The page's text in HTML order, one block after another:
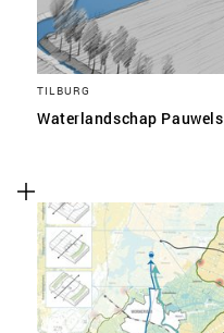
TILBURG
Waterlandschap Pauwels